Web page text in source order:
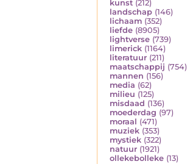
kunst (212)
landschap (146)
lichaam (352)
liefde (8905)
lightverse (739)
limerick (1164)
literatuur (211)
maatschappij (754)
mannen (156)
media (62)
milieu (125)
misdaad (136)
moederdag (97)
moraal (471)
muziek (353)
mystiek (322)
natuur (1921)
ollekebolleke (13)